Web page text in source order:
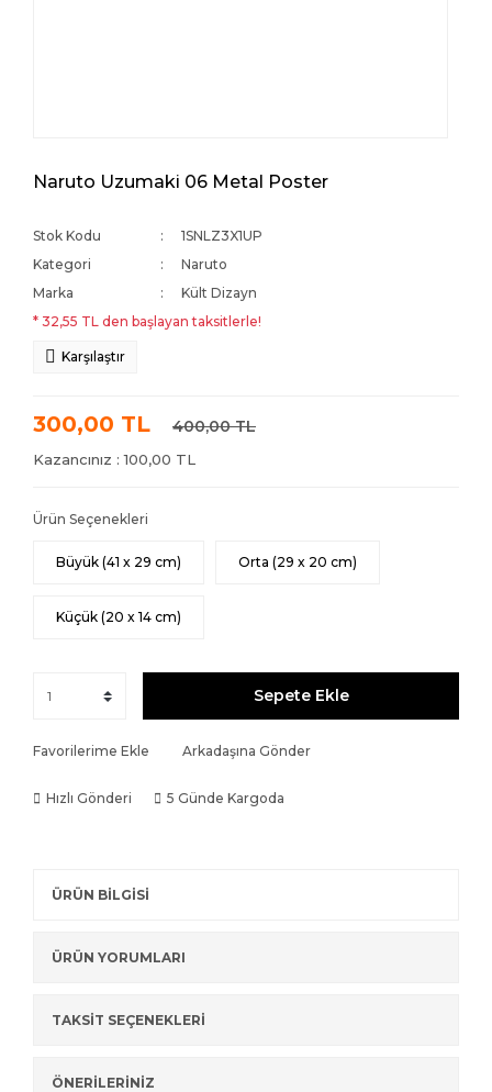
Naruto Uzumaki 06 Metal Poster
Stok Kodu
1SNLZ3X1UP
Kategori
Naruto
Marka
Kült Dizayn
* 32,55 TL den başlayan taksitlerle!
Karşılaştır
300,00 TL 400,00 TL
Kazancınız : 100,00 TL
Ürün Seçenekleri
Büyük (41 x 29 cm) Orta (29 x 20 cm)
Küçük (20 x 14 cm)
Sepete Ekle
Favorilerime Ekle Arkadaşına Gönder
Hızlı Gönderi 5 Günde Kargoda
ÜRÜN BİLGİSİ
ÜRÜN YORUMLARI
TAKSİT SEÇENEKLERİ
ÖNERİLERİNİZ